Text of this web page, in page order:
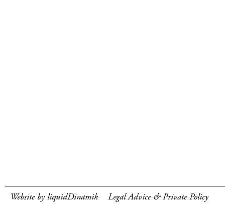
Website by liquidDinamik Legal Advice & Private Policy